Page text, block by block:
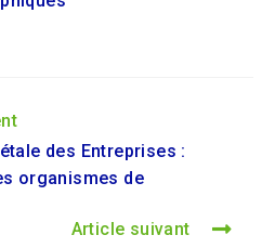
des Entreprises :
organismes de
Article suivant